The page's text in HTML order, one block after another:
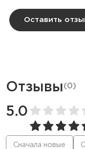
Количество
Оставить
Отзывы (0)
5.0
Сначала новые